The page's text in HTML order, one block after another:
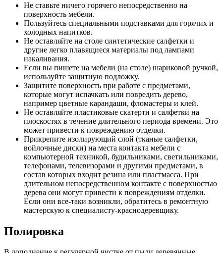
Не ставьте ничего горячего непосредственно на
поверхность мебели.
Пользуйтесь специальными подставками для горячих и
холодных напитков.
Не оставляйте на столе синтетические салфетки и
другие легко плавящиеся материалы под лампами
накаливания.
Если вы пишете на мебели (на столе) шариковой ручкой,
используйте защитную подложку.
Защитите поверхность при работе с предметами,
которые могут испачкать или повредить дерево,
например цветные карандаши, фломастеры и клей.
Не оставляйте пластиковые скатерти и салфетки на
плоскостях в течение длительного периода времени. Это
может привести к повреждению отделки.
Прикрепите изолирующий слой (тканые салфетки,
войлочные диски) на места контакта мебели с
компьютерной техникой, будильниками, светильниками,
телефонами, телевизорами и другими предметами, в
состав которых входит резина или пластмасса. При
длительном непосредственном контакте с поверхностью
дерева они могут привести к повреждениям отделки.
Если они все-таки возникли, обратитесь в ремонтную
мастерскую к специалисту-краснодеревщику.
Полировка